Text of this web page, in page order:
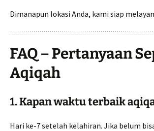
Dimanapun lokasi Anda, kami siap
FAQ – Pertanyaan
Aqiqah
1. Kapan waktu terbaik
Hari ke-7 setelah kelahiran. Jika belum